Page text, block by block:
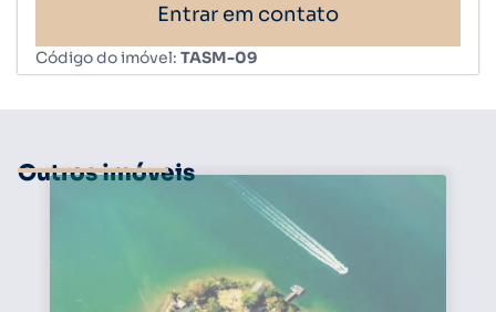
Entrar em contato
Código do imóvel: TASM-09
Outros imóveis